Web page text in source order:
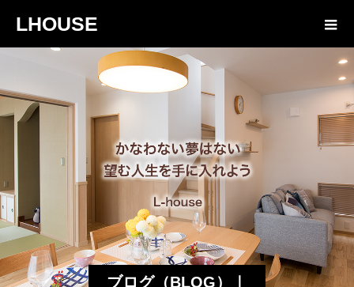
LHOUSE
ブログ（BLOG）｜